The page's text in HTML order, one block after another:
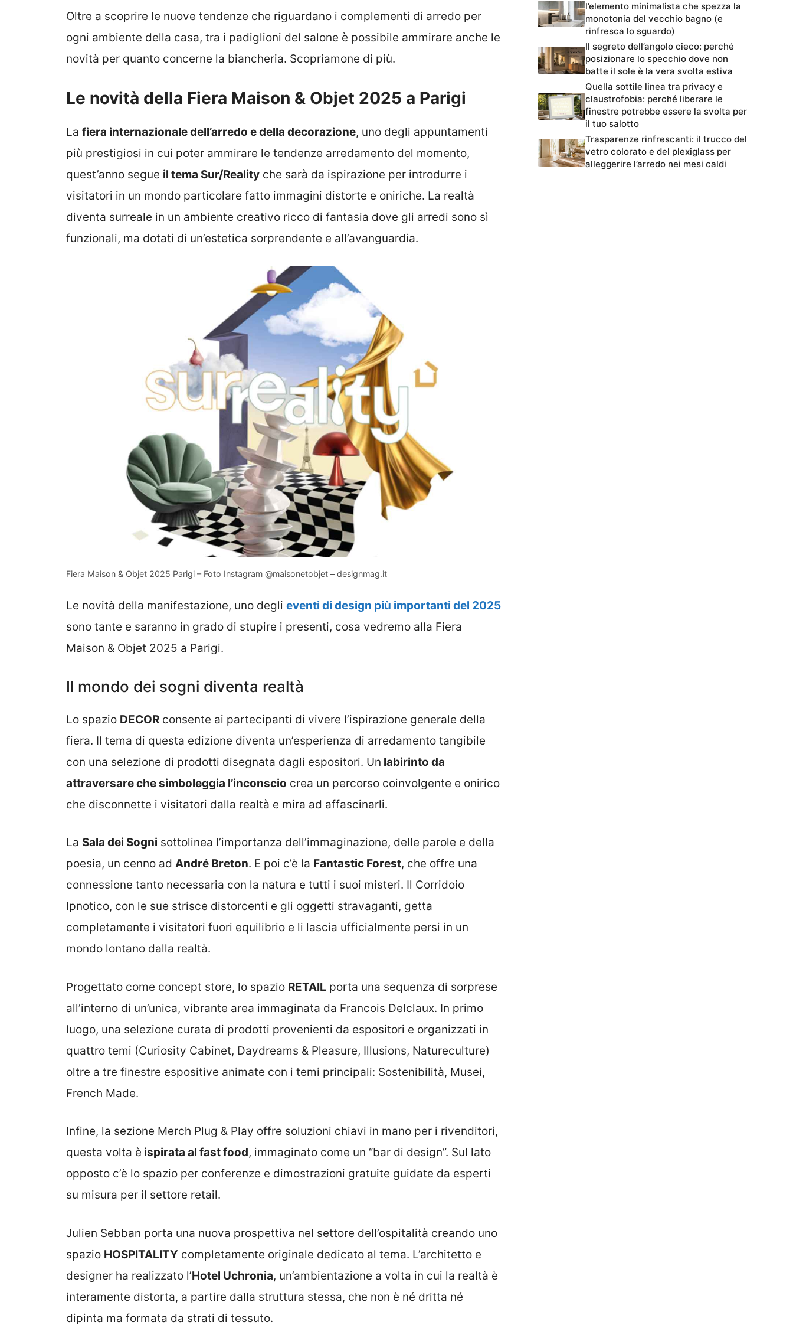
Oltre a scoprire le nuove tendenze che riguardano i complementi di arredo per
ogni ambiente della casa, tra i padiglioni del salone è possibile ammirare anche le
novità per quanto concerne la biancheria. Scopriamone di più.
Le novità della Fiera Maison & Objet 2025 a Parigi
La fiera internazionale dell’arredo e della decorazione, uno degli appuntamenti
più prestigiosi in cui poter ammirare le tendenze arredamento del momento,
quest’anno segue il tema Sur/Reality che sarà da ispirazione per introdurre i
visitatori in un mondo particolare fatto immagini distorte e oniriche. La realtà
diventa surreale in un ambiente creativo ricco di fantasia dove gli arredi sono sì
funzionali, ma dotati di un’estetica sorprendente e all’avanguardia.
Fiera Maison & Objet 2025 Parigi – Foto Instagram @maisonetobjet – designmag.it
Le novità della manifestazione, uno degli eventi di design più importanti del 2025
sono tante e saranno in grado di stupire i presenti, cosa vedremo alla Fiera
Maison & Objet 2025 a Parigi.
Il mondo dei sogni diventa realtà
Lo spazio DECOR consente ai partecipanti di vivere l’ispirazione generale della
fiera. Il tema di questa edizione diventa un’esperienza di arredamento tangibile
con una selezione di prodotti disegnata dagli espositori. Un labirinto da
attraversare che simboleggia l’inconscio crea un percorso coinvolgente e onirico
che disconnette i visitatori dalla realtà e mira ad affascinarli.
La Sala dei Sogni sottolinea l’importanza dell’immaginazione, delle parole e della
poesia, un cenno ad André Breton. E poi c’è la Fantastic Forest, che offre una
connessione tanto necessaria con la natura e tutti i suoi misteri. Il Corridoio
Ipnotico, con le sue strisce distorcenti e gli oggetti stravaganti, getta
completamente i visitatori fuori equilibrio e li lascia ufficialmente persi in un
mondo lontano dalla realtà.
Progettato come concept store, lo spazio RETAIL porta una sequenza di sorprese
all’interno di un’unica, vibrante area immaginata da Francois Delclaux. In primo
luogo, una selezione curata di prodotti provenienti da espositori e organizzati in
quattro temi (Curiosity Cabinet, Daydreams & Pleasure, Illusions, Natureculture)
oltre a tre finestre espositive animate con i temi principali: Sostenibilità, Musei,
French Made.
Infine, la sezione Merch Plug & Play offre soluzioni chiavi in mano per i rivenditori,
questa volta è ispirata al fast food, immaginato come un “bar di design”. Sul lato
opposto c’è lo spazio per conferenze e dimostrazioni gratuite guidate da esperti
su misura per il settore retail.
Julien Sebban porta una nuova prospettiva nel settore dell’ospitalità creando uno
spazio HOSPITALITY completamente originale dedicato al tema. L’architetto e
designer ha realizzato l’Hotel Uchronia, un’ambientazione a volta in cui la realtà è
interamente distorta, a partire dalla struttura stessa, che non è né dritta né
dipinta ma formata da strati di tessuto.
l’elemento minimalista che spezza la
monotonia del vecchio bagno (e
rinfresca lo sguardo)
Il segreto dell’angolo cieco: perché
posizionare lo specchio dove non
batte il sole è la vera svolta estiva
Quella sottile linea tra privacy e
claustrofobia: perché liberare le
finestre potrebbe essere la svolta per
il tuo salotto
Trasparenze rinfrescanti: il trucco del
vetro colorato e del plexiglass per
alleggerire l’arredo nei mesi caldi